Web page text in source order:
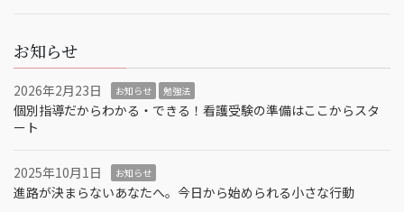
お知らせ
2026年2月23日 お知らせ 勉強法
個別指導だからわかる・できる！看護受験の準備はここからスタ
ート
2025年10月1日 お知らせ
進路が決まらないあなたへ。今日から始められる小さな行動